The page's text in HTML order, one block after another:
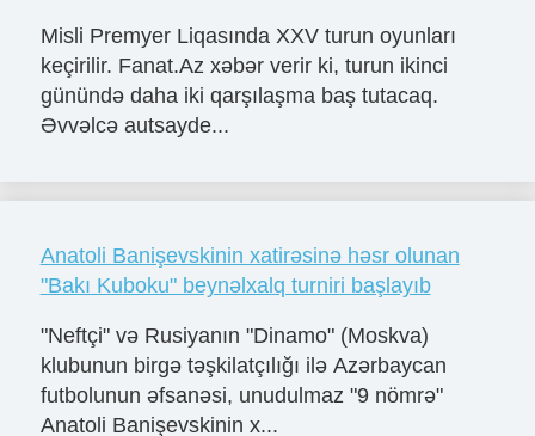
Misli Premyer Liqasında XXV turun oyunları
keçirilir. Fanat.Az xəbər verir ki, turun ikinci
günündə daha iki qarşılaşma baş tutacaq.
Əvvəlcə autsayde...
Anatoli Banişevskinin xatirəsinə həsr olunan
"Bakı Kuboku" beynəlxalq turniri başlayıb
"Neftçi" və Rusiyanın "Dinamo" (Moskva)
klubunun birgə təşkilatçılığı ilə Azərbaycan
futbolunun əfsanəsi, unudulmaz "9 nömrə"
Anatoli Banişevskinin x...